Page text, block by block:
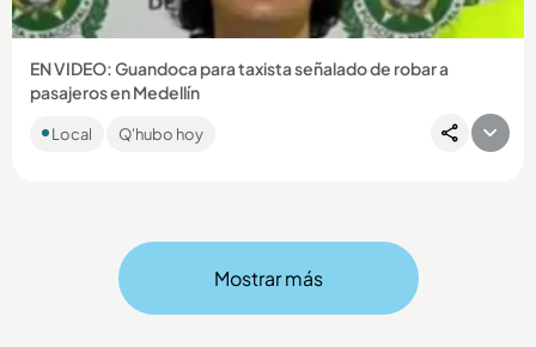
EN VIDEO: Guandoca para taxista señalado de robar a
pasajeros en Medellín
Juan Camilo Marulanda Valencia, de 34 años, es sindicado de
hurtar a cinco personas en diciembre de 2025....
Local Q'hubo hoy
Mostrar más